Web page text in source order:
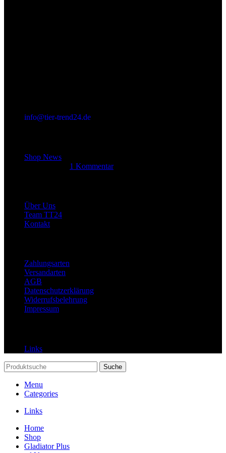
info@tier-trend24.de
Shop News
1 Kommentar
Über Uns
Team TT24
Kontakt
Zahlungsarten
Versandarten
AGB
Datenschutzerklärung
Widerrufsbelehrung
Impressum
Links
Suche
Menu
Categories
Links
Home
Shop
Gladiator Plus